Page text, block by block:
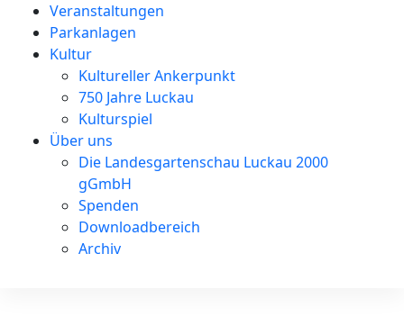
Veranstaltungen
Parkanlagen
Kultur
Kultureller Ankerpunkt
750 Jahre Luckau
Kulturspiel
Über uns
Die Landesgartenschau Luckau 2000
gGmbH
Spenden
Downloadbereich
Archiv